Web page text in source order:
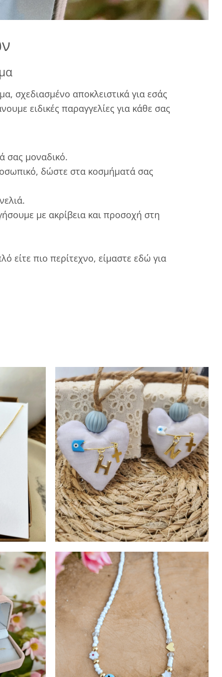
σχεδιασμένο αποκλειστικά για εσάς
ειδικές παραγγελίες για κάθε σας
σας μοναδικό.
δώστε στα κοσμήματά σας
με ακρίβεια και προσοχή στη
είτε πιο περίτεχνο, είμαστε εδώ για